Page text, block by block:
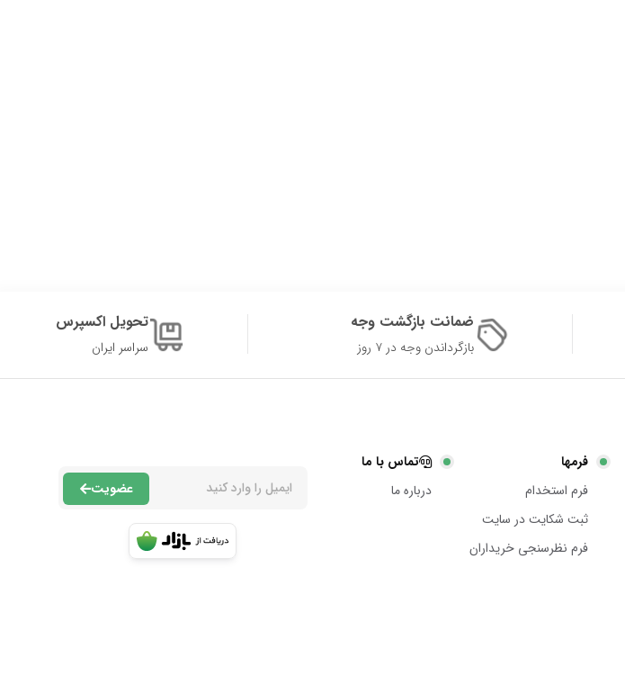
ضمانت بازگشت وجه
بازگرداندن وجه در ۷ روز
تحویل اکسپرس
سراسر ایران
فرمها
فرم استخدام
ثبت شکایت در سایت
فرم نظرسنجی خریداران
تماس با ما
درباره ما
عضویت